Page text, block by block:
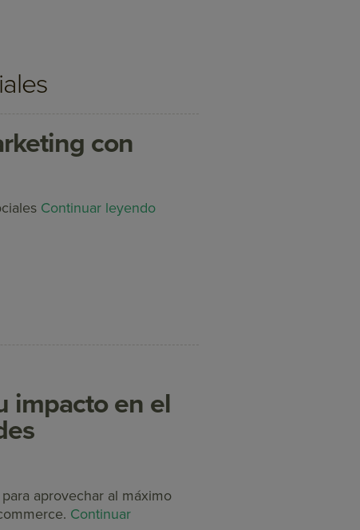
con
Continuar leyendo
impacto en el
aprovechar al máximo
Continuar